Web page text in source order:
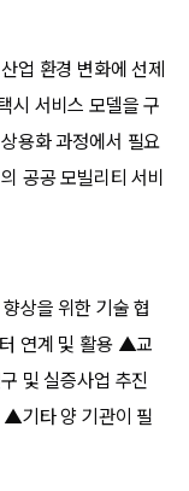
업 환경 변화에 선제
시 서비스 모델을 구
용화 과정에서 필요
공공 모빌리티 서비
상을 위한 기술 협
연계 및 활용 ▲교
및 실증사업 추진
기타 양 기관이 필